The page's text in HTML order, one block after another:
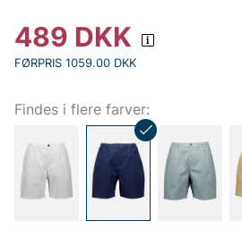
489 DKK
FØRPRIS 1059.00 DKK
Findes i flere farver: